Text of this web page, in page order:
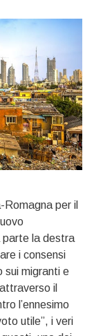
Romagna per il
parte la destra
i consensi
sui migranti e
il
l’ennesimo
utile”, i veri